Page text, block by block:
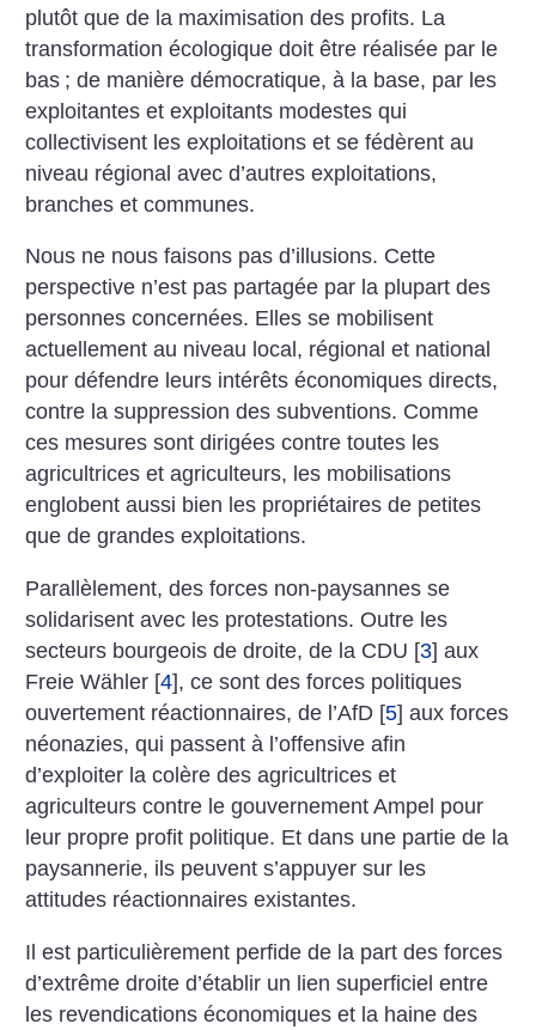
plutôt que de la maximisation des profits. La
transformation écologique doit être réalisée par le
bas ; de manière démocratique, à la base, par les
exploitantes et exploitants modestes qui
collectivisent les exploitations et se fédèrent au
niveau régional avec d’autres exploitations,
branches et communes.
Nous ne nous faisons pas d’illusions. Cette
perspective n’est pas partagée par la plupart des
personnes concernées. Elles se mobilisent
actuellement au niveau local, régional et national
pour défendre leurs intérêts économiques directs,
contre la suppression des subventions. Comme
ces mesures sont dirigées contre toutes les
agricultrices et agriculteurs, les mobilisations
englobent aussi bien les propriétaires de petites
que de grandes exploitations.
Parallèlement, des forces non-paysannes se
solidarisent avec les protestations. Outre les
secteurs bourgeois de droite, de la CDU [3] aux
Freie Wähler [4], ce sont des forces politiques
ouvertement réactionnaires, de l’AfD [5] aux forces
néonazies, qui passent à l’offensive afin
d’exploiter la colère des agricultrices et
agriculteurs contre le gouvernement Ampel pour
leur propre profit politique. Et dans une partie de la
paysannerie, ils peuvent s’appuyer sur les
attitudes réactionnaires existantes.
Il est particulièrement perfide de la part des forces
d’extrême droite d’établir un lien superficiel entre
les revendications économiques et la haine des